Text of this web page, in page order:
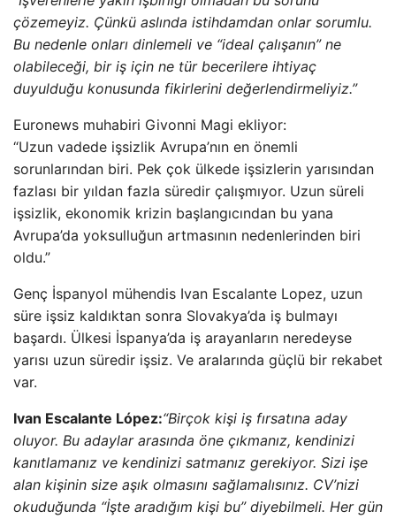
çözemeyiz. Çünkü aslında istihdamdan onlar sorumlu.
Bu nedenle onları dinlemeli ve “ideal çalışanın” ne
olabileceği, bir iş için ne tür becerilere ihtiyaç
duyulduğu konusunda fikirlerini değerlendirmeliyiz.”
Euronews muhabiri Givonni Magi ekliyor:
“Uzun vadede işsizlik Avrupa’nın en önemli
sorunlarından biri. Pek çok ülkede işsizlerin yarısından
fazlası bir yıldan fazla süredir çalışmıyor. Uzun süreli
işsizlik, ekonomik krizin başlangıcından bu yana
Avrupa’da yoksulluğun artmasının nedenlerinden biri
oldu.”
Genç İspanyol mühendis Ivan Escalante Lopez, uzun
süre işsiz kaldıktan sonra Slovakya’da iş bulmayı
başardı. Ülkesi İspanya’da iş arayanların neredeyse
yarısı uzun süredir işsiz. Ve aralarında güçlü bir rekabet
var.
Ivan Escalante López:“Birçok kişi iş fırsatına aday
oluyor. Bu adaylar arasında öne çıkmanız, kendinizi
kanıtlamanız ve kendinizi satmanız gerekiyor. Sizi işe
alan kişinin size aşık olmasını sağlamalısınız. CV’nizi
okuduğunda “İşte aradığım kişi bu” diyebilmeli. Her gün